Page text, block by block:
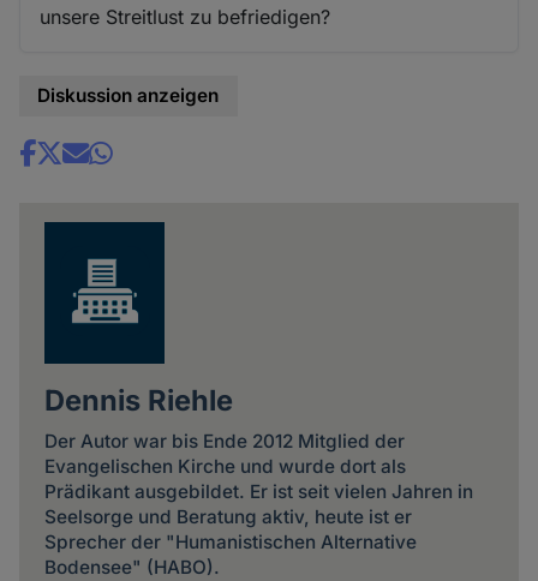
unsere Streitlust zu befriedigen?
Diskussion anzeigen
Share
Dennis Riehle
Der Autor war bis Ende 2012 Mitglied der
Evangelischen Kirche und wurde dort als
Prädikant ausgebildet. Er ist seit vielen Jahren in
Seelsorge und Beratung aktiv, heute ist er
Sprecher der "Humanistischen Alternative
Bodensee" (HABO).